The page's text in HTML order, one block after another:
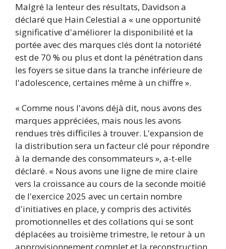
Malgré la lenteur des résultats, Davidson a
déclaré que Hain Celestial a « une opportunité
significative d'améliorer la disponibilité et la
portée avec des marques clés dont la notoriété
est de 70 % ou plus et dont la pénétration dans
les foyers se situe dans la tranche inférieure de
l'adolescence, certaines même à un chiffre ».
« Comme nous l'avons déjà dit, nous avons des
marques appréciées, mais nous les avons
rendues très difficiles à trouver. L'expansion de
la distribution sera un facteur clé pour répondre
à la demande des consommateurs », a-t-elle
déclaré. « Nous avons une ligne de mire claire
vers la croissance au cours de la seconde moitié
de l'exercice 2025 avec un certain nombre
d'initiatives en place, y compris des activités
promotionnelles et des collations qui se sont
déplacées au troisième trimestre, le retour à un